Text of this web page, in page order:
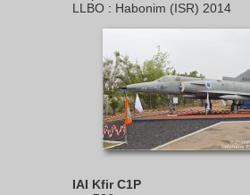
LLBO : Habonim (ISR) 2014
IAI Kfir C1P